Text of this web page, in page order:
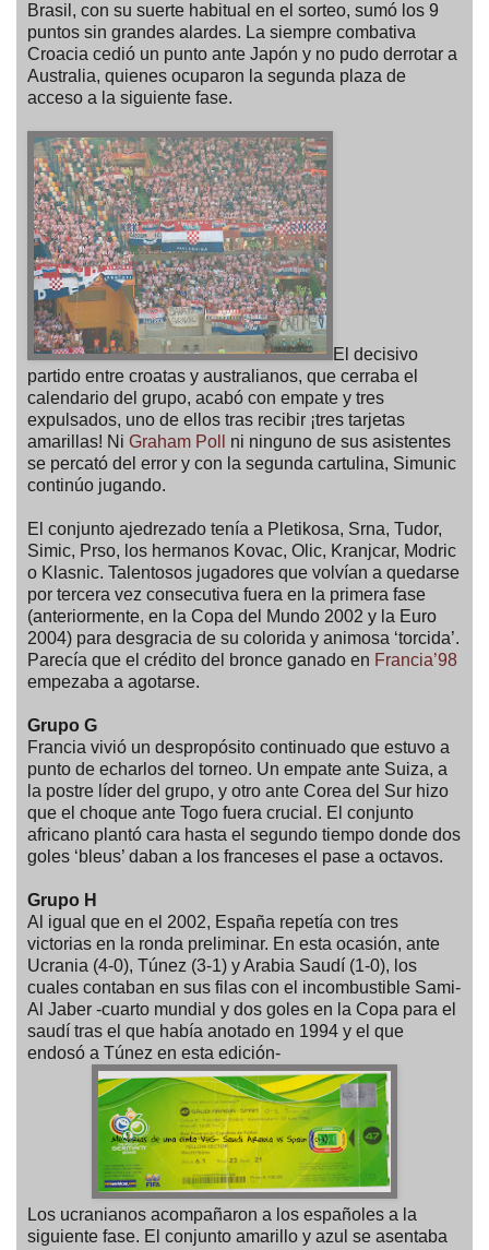
Brasil, con su suerte habitual en el sorteo, sumó los 9
puntos sin grandes alardes. La siempre combativa
Croacia cedió un punto ante Japón y no pudo derrotar a
Australia, quienes ocuparon la segunda plaza de
acceso a la siguiente fase.
El decisivo
partido entre croatas y australianos, que cerraba el
calendario del grupo, acabó con empate y tres
expulsados, uno de ellos tras recibir ¡tres tarjetas
amarillas! Ni Graham Poll
ni ninguno de sus asistentes
se percató del error y con la segunda cartulina, Simunic
continúo jugando.
El conjunto ajedrezado tenía a Pletikosa, Srna, Tudor,
Simic, Prso, los hermanos Kovac, Olic, Kranjcar, Modric
o Klasnic. Talentosos jugadores que volvían a quedarse
por tercera vez consecutiva fuera en la primera fase
(anteriormente, en la Copa del Mundo 2002 y la Euro
2004) para desgracia de su colorida y animosa ‘torcida’.
Parecía que el crédito del bronce ganado en Francia’98
empezaba a agotarse.
Grupo G
Francia vivió un despropósito continuado que estuvo a
punto de echarlos del torneo. Un empate ante Suiza, a
la postre líder del grupo, y otro ante Corea del Sur hizo
que el choque ante Togo fuera crucial. El conjunto
africano plantó cara hasta el segundo tiempo donde dos
goles ‘bleus’ daban a los franceses el pase a octavos.
Grupo H
Al igual que en el 2002, España repetía con tres
victorias en la ronda preliminar. En esta ocasión, ante
Ucrania (4-0), Túnez (3-1) y Arabia Saudí (1-0), los
cuales contaban en sus filas con el incombustible Sami-
Al Jaber -cuarto mundial y dos goles en la Copa para el
saudí tras el que había anotado en 1994 y el que
endosó a Túnez en esta edición-
Los ucranianos acompañaron a los españoles a la
siguiente fase. El conjunto amarillo y azul se asentaba